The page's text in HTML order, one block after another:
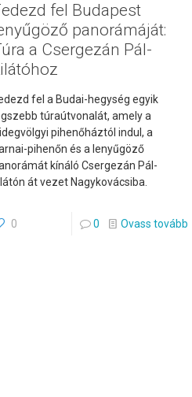
fel Budapest
panorámáját:
a Csergezán Pál-
fel a Budai-hegység egyik
túraútvonalát, amely a
pihenőháztól indul, a
pihenőn és a lenyűgöző
kínáló Csergezán Pál-
át vezet Nagykovácsiba.
0 0 Ovass tovább